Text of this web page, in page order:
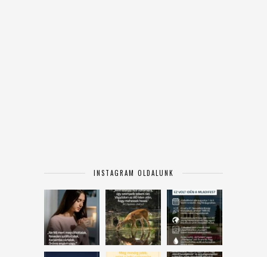
INSTAGRAM OLDALUNK